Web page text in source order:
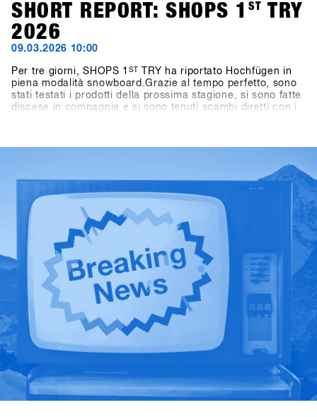
SHORT REPORT: SHOPS 1 ST TRY
2026
09.03.2026 10:00
Per tre giorni, SHOPS 1ST
TRY ha riportato Hochfügen in
piena modalità snowboard.Grazie al tempo perfetto, sono
stati testati i prodotti della prossima stagione, si sono fatte
discese in compagnia e si sono tenuti scambi diretti con i
dalla montagna le attività sono proseguite: dai giochi nei
pub al BAWA ai DJ set al Kosis e ai rilassanti After Shred
Gatherings, le giornate si sono concluse naturalmente in
compagnia.In totale, hanno partecipato 1.461 persone
provenienti da oltre 30 paesi, tra cui 265 negozi.Scopri i
momenti salienti nella Galleria storica di SHOPS 1
TRY.SHOPS 1 STTRY torna a Hochfügen dal 17 al 19
gennaio 2027.